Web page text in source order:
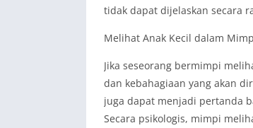
tidak dapat dijelaskan secara
Melihat Anak Kecil dalam
Jika seseorang bermimpi
dan kebahagiaan yang akan
juga dapat menjadi pertanda
Secara psikologis, mimpi